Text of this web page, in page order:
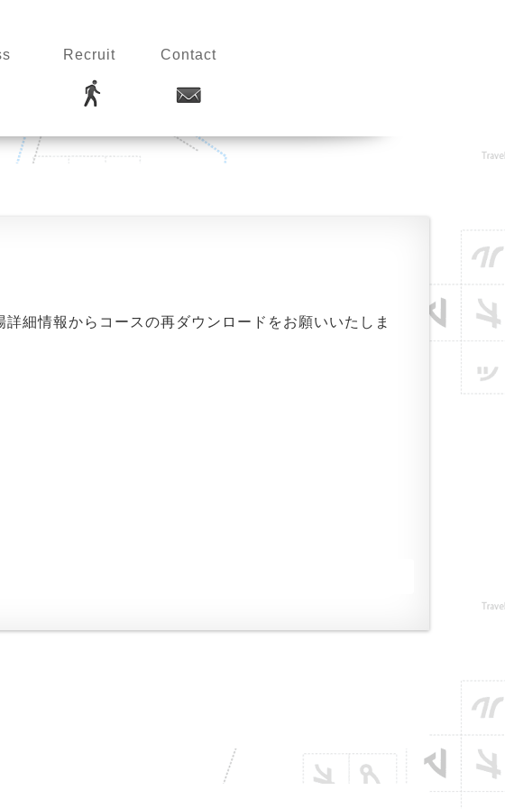
Recruit Contact
細情報からコースの再ダウンロードをお願いいたしま